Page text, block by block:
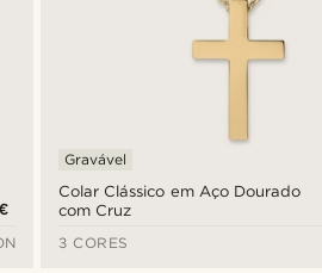
Colar Clássico em Aço Dourado
com Cruz
Gravável
3 CORES